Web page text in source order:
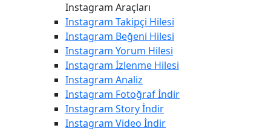
Instagram Araçları
Instagram Takipçi Hilesi
Instagram Beğeni Hilesi
Instagram Yorum Hilesi
Instagram İzlenme Hilesi
Instagram Analiz
Instagram Fotoğraf İndir
Instagram Story İndir
Instagram Video İndir